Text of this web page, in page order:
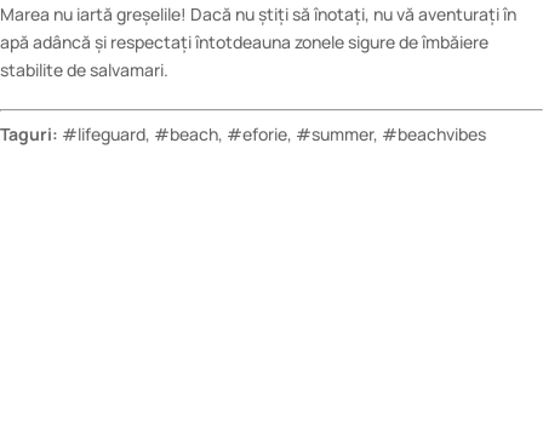
Marea nu iartă greșelile! Dacă nu știți să înotați, nu vă aventurați în
apă adâncă și respectați întotdeauna zonele sigure de îmbăiere
stabilite de salvamari.
Taguri: #lifeguard, #beach, #eforie, #summer, #beachvibes